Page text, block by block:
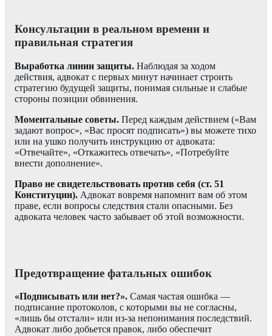
Консультации в реальном времени и
правильная стратегия
Выработка линии защиты. Наблюдая за ходом
действия, адвокат с первых минут начинает строить
стратегию будущей защиты, понимая сильные и слабые
стороны позиции обвинения.
Моментальные советы. Перед каждым действием («Вам
задают вопрос», «Вас просят подписать») вы можете тихо
или на ушко получить инструкцию от адвоката:
«Отвечайте», «Откажитесь отвечать», «Потребуйте
внести дополнение».
Право не свидетельствовать против себя (ст. 51
Конституции). Адвокат вовремя напомнит вам об этом
праве, если вопросы следствия стали опасными. Без
адвоката человек часто забывает об этой возможности.
Предотвращение фатальных ошибок
«Подписывать или нет?». Самая частая ошибка —
подписание протоколов, с которыми вы не согласны,
«лишь бы отстали» или из-за непонимания последствий.
Адвокат либо добьется правок, либо обеспечит